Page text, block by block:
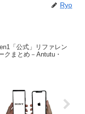
Ryo
「公式」リファレン
クまとめ－Antutu・